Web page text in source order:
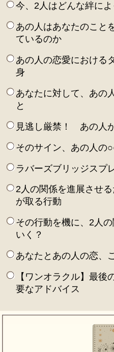
今、2人はどんな絆に
あの人はあなたのこと
ているのか
あの人の恋愛におけ
身
あなたに対して、あの
と
見逃し厳禁！ あの人
そのサイン、あの人の
ラバーズブリッジスプ
2人の関係を進展させ
が取る行動
その行動を機に、2人
いく？
あなたとあの人の恋、
【ワンオラクル】最
要なアドバイス